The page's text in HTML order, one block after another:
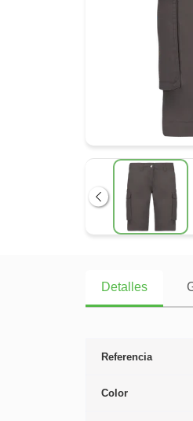
Anterior
Detalles
Referencia
Color